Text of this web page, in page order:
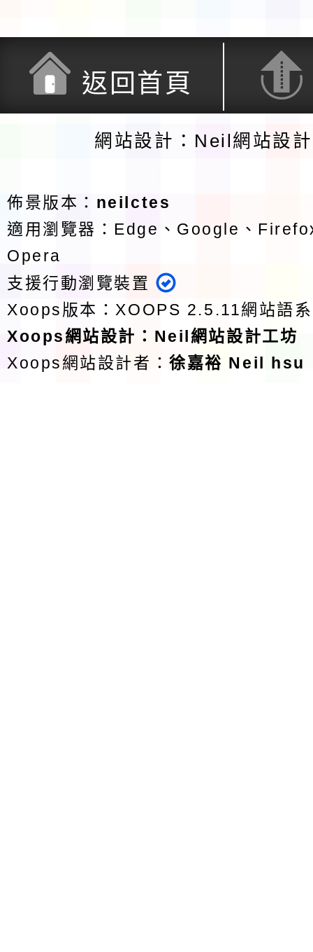
返回首頁
網站設計：Neil網站設
佈景版本： neilctes
適用瀏覽器：Edge、Google、
Opera
支援行動瀏覽裝置
Xoops版本： XOOPS 2.5.11網站語
Xoops網站設計 ： Neil網站設計工坊
Xoops網站設計者：徐嘉裕 Neil hsu